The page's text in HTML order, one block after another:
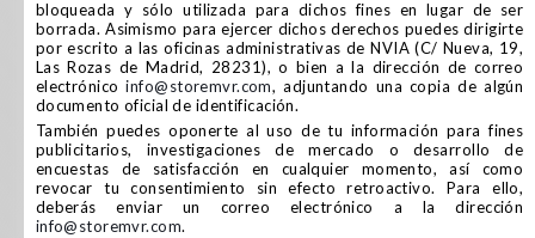
bloqueada y sólo utilizada para dichos fines en lugar de ser
borrada. Asimismo para ejercer dichos derechos puedes dirigirte
por escrito a las oficinas administrativas de NVIA (C/ Nueva, 19,
Las Rozas de Madrid, 28231), o bien a la dirección de correo
electrónicoinfo@storemvr.com, adjuntando una copia de algún
documento oficial de identificación.
También puedes oponerte al uso de tu información para fines
publicitarios, investigaciones de mercado o desarrollo de
encuestas de satisfacción en cualquier momento, así como
revocar tu consentimiento sin efecto retroactivo. Para ello,
deberás enviar un correo electrónico a la dirección
info@storemvr.com.